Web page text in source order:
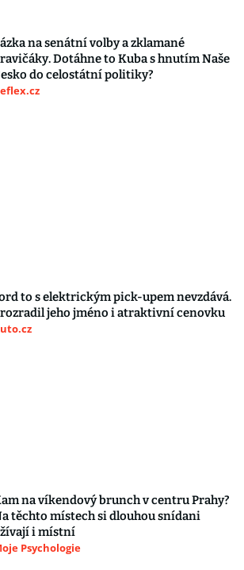
na senátní volby a zklamané
Dotáhne to Kuba s hnutím Naše
do celostátní politiky?
to s elektrickým pick-upem nevzdává.
jeho jméno i atraktivní cenovku
na víkendový brunch v centru Prahy?
těchto místech si dlouhou snídani
i místní
Psychologie